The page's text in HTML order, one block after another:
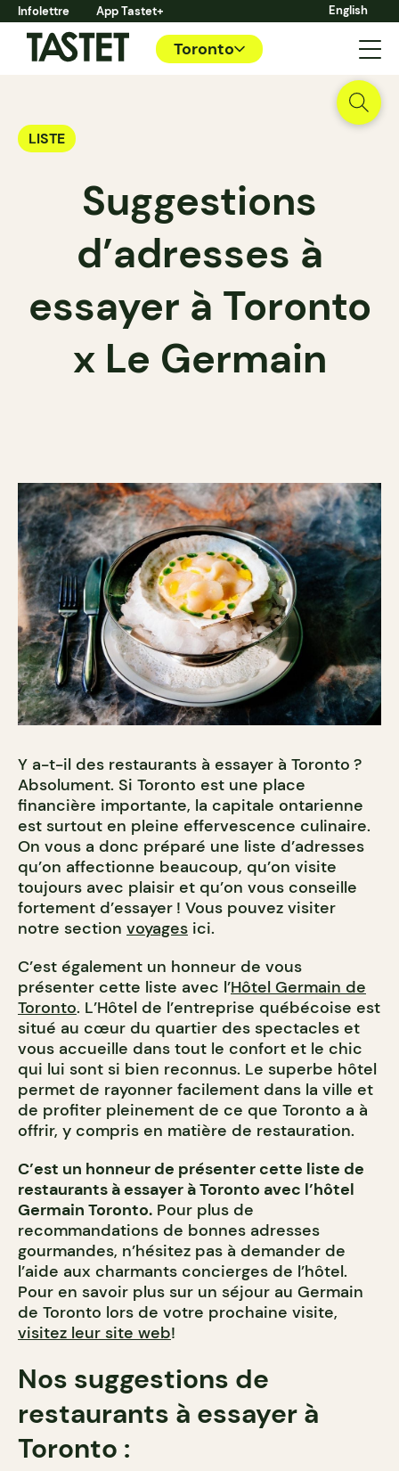
Infolettre App Tastet+ English
Toronto
LISTE
Suggestions
d’adresses à
essayer à Toronto
x Le Germain
Y a-t-il des restaurants à essayer à Toronto ?
Absolument. Si Toronto est une place
financière importante, la capitale ontarienne
est surtout en pleine effervescence culinaire.
On vous a donc préparé une liste d’adresses
qu’on affectionne beaucoup, qu’on visite
toujours avec plaisir et qu’on vous conseille
fortement d’essayer ! Vous pouvez visiter
notre section voyages ici.
C’est également un honneur de vous
présenter cette liste avec l’Hôtel Germain de
Toronto. L’Hôtel de l’entreprise québécoise est
situé au cœur du quartier des spectacles et
vous accueille dans tout le confort et le chic
qui lui sont si bien reconnus. Le superbe hôtel
permet de rayonner facilement dans la ville et
de profiter pleinement de ce que Toronto a à
offrir, y compris en matière de restauration.
C’est un honneur de présenter cette liste de
restaurants à essayer à Toronto avec l’hôtel
Germain Toronto. Pour plus de
recommandations de bonnes adresses
gourmandes, n’hésitez pas à demander de
l’aide aux charmants concierges de l’hôtel.
Pour en savoir plus sur un séjour au Germain
de Toronto lors de votre prochaine visite,
visitez leur site web!
Nos suggestions de
restaurants à essayer à
Toronto :